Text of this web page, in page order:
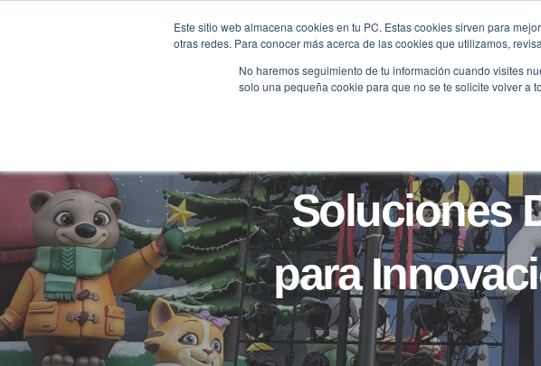
Este sitio web almacena cookies en tu PC. Estas cookies sirven para
otras redes. Para conocer más acerca de las cookies que utilizamos,
No haremos seguimiento de tu información cuando visites
solo una pequeña cookie para que no se te solicite volver a
HOME B2B
Soluciones
para